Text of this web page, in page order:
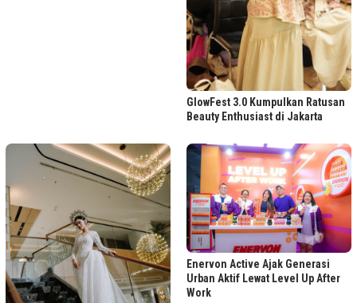
GlowFest 3.0 Kumpulkan Ratusan
Beauty Enthusiast di Jakarta
Enervon Active Ajak Generasi
Urban Aktif Lewat Level Up After
Work